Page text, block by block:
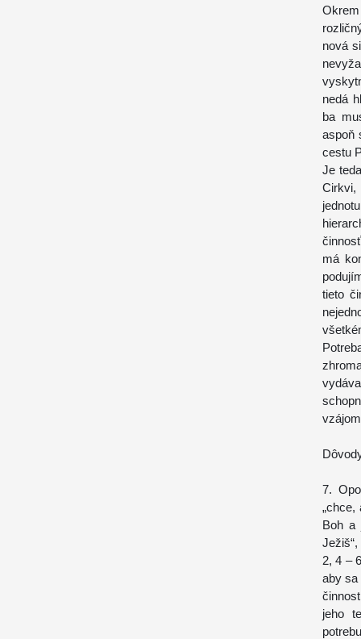
nová
nedá
ba
aspoň
cestu
Je
Cirkvi,
má
tieto
7.
„chce,
Boh a
2, 4 –
aby sa
jeho